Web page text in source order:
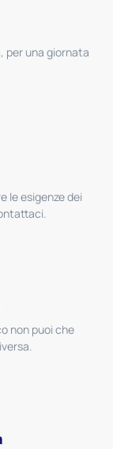
per una giornata
le esigenze dei
non puoi che